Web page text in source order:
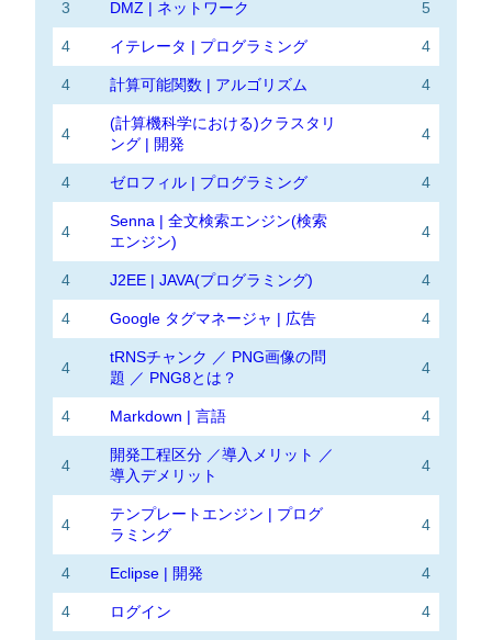
3 DMZ | ネットワーク 5
4 イテレータ | プログラミング 4
4 計算可能関数 | アルゴリズム 4
4
(計算機科学における)クラスタリ
ング | 開発
4
4 ゼロフィル | プログラミング 4
4
Senna | 全文検索エンジン(検索
エンジン)
4
4 J2EE | JAVA(プログラミング) 4
4 Google タグマネージャ | 広告 4
4
tRNSチャンク ／ PNG画像の問
題 ／ PNG8とは？
4
4 Markdown | 言語 4
4
開発工程区分 ／導入メリット ／
導入デメリット
4
4
テンプレートエンジン | プログ
ラミング
4
4 Eclipse | 開発 4
4 ログイン 4